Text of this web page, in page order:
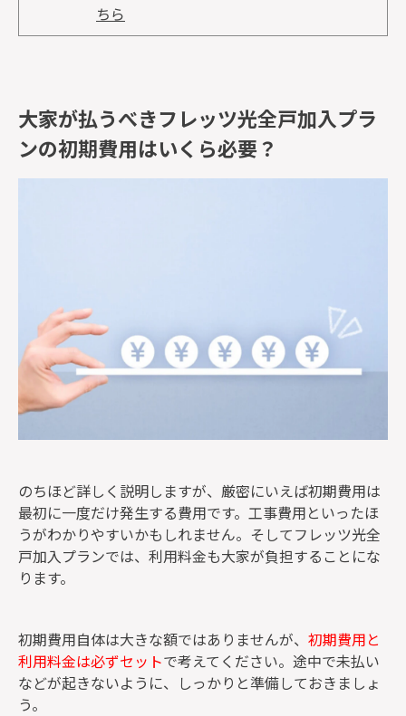
ちら
大家が払うべきフレッツ光全戸加入プラ
ンの初期費用はいくら必要？
のちほど詳しく説明しますが、厳密にいえば初期費用は
最初に一度だけ発生する費用です。工事費用といったほ
うがわかりやすいかもしれません。そしてフレッツ光全
戸加入プランでは、利用料金も大家が負担することにな
ります。
初期費用自体は大きな額ではありませんが、 初期費用と
利用料金は必ずセットで考えてください。途中で未払い
などが起きないように、しっかりと準備しておきましょ
う。